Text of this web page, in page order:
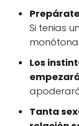
Si tenias
Los
Tanta